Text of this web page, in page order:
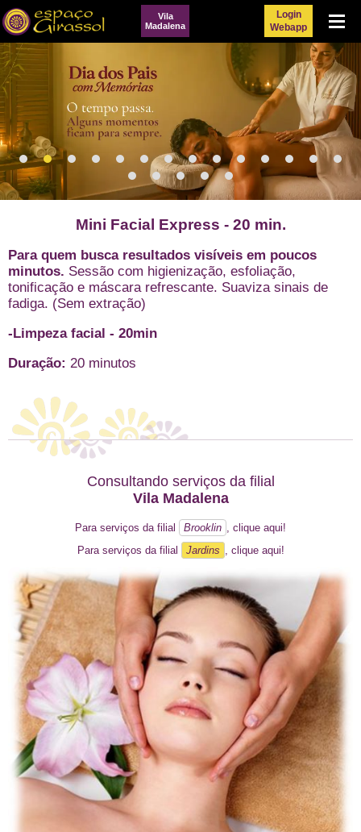
Login
WebappMenu
Vila
Madalena
Mini Facial Express - 20 min.
Para quem busca resultados visíveis em poucos
minutos. Sessão com higienização, esfoliação,
tonificação e máscara refrescante. Suaviza sinais de
fadiga. (Sem extração)
-Limpeza facial - 20min
Duração: 20 minutos
Consultando serviços da filial
Vila Madalena
Para serviços da filial Brooklin
, clique aqui!
Para serviços da filial
Jardins , clique aqui!